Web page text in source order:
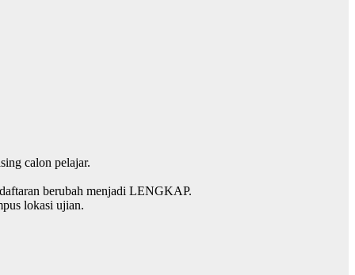
calon pelajar.
berubah menjadi LENGKAP.
lokasi ujian.